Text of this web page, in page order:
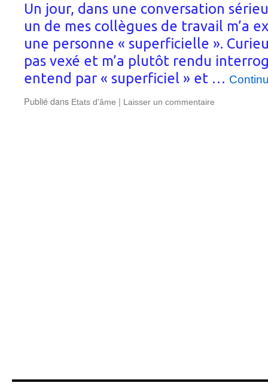
Un jour, dans une conversation
un de mes collègues de travail m’a
une personne « superficielle ».
pas vexé et m’a plutôt rendu
entend par « superficiel » et …
Publié dans Etats d'âme | Laisser un commentaire